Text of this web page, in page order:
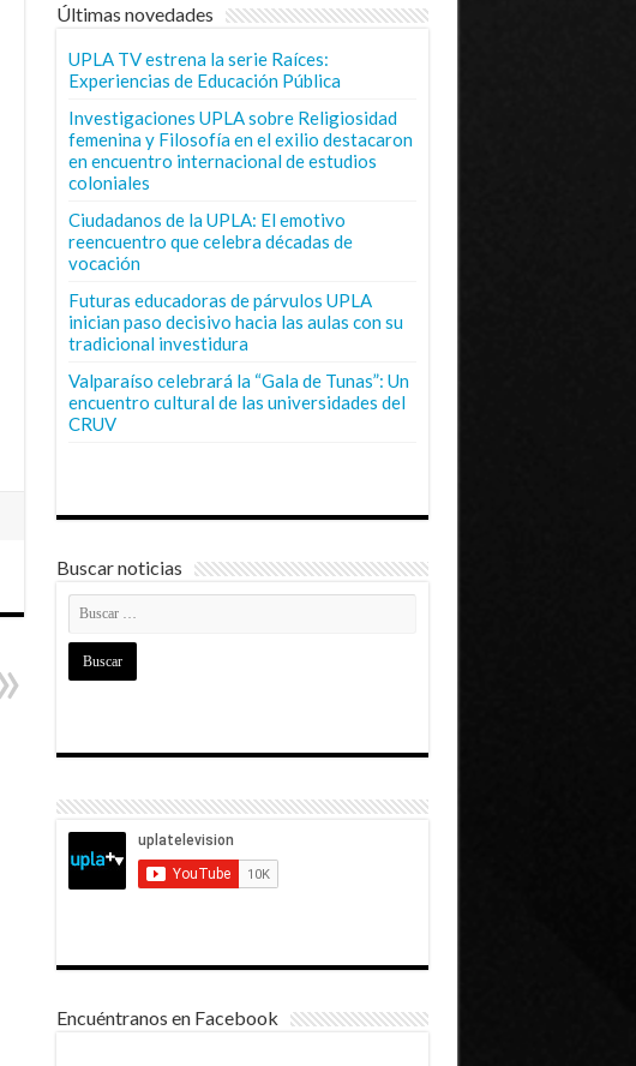
Últimas novedades
UPLA TV estrena la serie Raíces:
Experiencias de Educación Pública
Investigaciones UPLA sobre Religiosidad
femenina y Filosofía en el exilio destacaron
en encuentro internacional de estudios
coloniales
Ciudadanos de la UPLA: El emotivo
reencuentro que celebra décadas de
vocación
Futuras educadoras de párvulos UPLA
inician paso decisivo hacia las aulas con su
tradicional investidura
Valparaíso celebrará la “Gala de Tunas”: Un
encuentro cultural de las universidades del
CRUV
Buscar noticias
Encuéntranos en Facebook